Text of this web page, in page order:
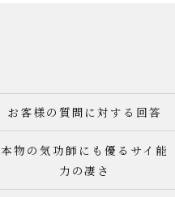
お客様の質問に対する回答
本物の気功師にも優るサイ能
力の凄さ